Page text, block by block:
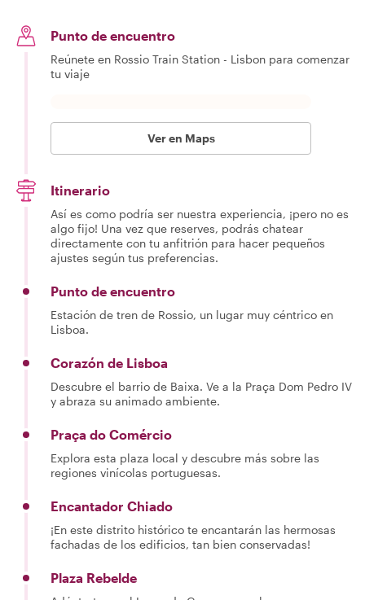
Punto de encuentro
Reúnete en Rossio Train Station - Lisbon para comenzar
tu viaje
Ver en Maps
Itinerario
Así es como podría ser nuestra experiencia, ¡pero no es
algo fijo! Una vez que reserves, podrás chatear
directamente con tu anfitrión para hacer pequeños
ajustes según tus preferencias.
Punto de encuentro
Estación de tren de Rossio, un lugar muy céntrico en
Lisboa.
Corazón de Lisboa
Descubre el barrio de Baixa. Ve a la Praça Dom Pedro IV
y abraza su animado ambiente.
Praça do Comércio
Explora esta plaza local y descubre más sobre las
regiones vinícolas portuguesas.
Encantador Chiado
¡En este distrito histórico te encantarán las hermosas
fachadas de los edificios, tan bien conservadas!
Plaza Rebelde